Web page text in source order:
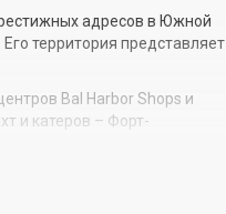
адресов в Южной
территория представляет
Bal Harbor Shops и
и катеров – Форт-
на территорию комплекса,